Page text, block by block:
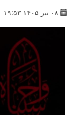
۰۸ تیر ۱۴۰۵ ۱۹:۵۳